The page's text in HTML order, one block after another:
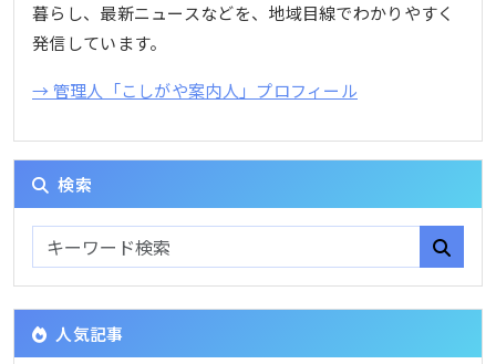
暮らし、最新ニュースなどを、地域目線でわかりやすく
発信しています。
→ 管理人「こしがや案内人」プロフィール
検索
人気記事